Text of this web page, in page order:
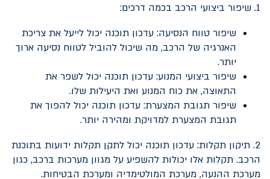
1. שיפור ביצועי הרכב בכמה דרכים:
שיפור טווח הנסיעה: עדכון תוכנה יכול לייעל את צריכת
האנרגיה של הרכב, מה שיכול להוביל לטווח נסיעה ארוך
יותר.
שיפור ביצועי המנוע: עדכון תוכנה יכול לשפר את
התאוצה, את כוח המנוע ואת היעילות שלו.
שיפור תגובת המצערת: עדכון תוכנה יכול להפוך את
תגובת המצערת למדויקת ומהירה יותר.
2. תיקון תקלות: עדכון תוכנה יכול לתקן תקלות ידועות בתוכנת
הרכב. תקלות אלו יכולות להשפיע על מגוון מערכות ברכב, כגון
מערכת ההנעה, מערכת המולטימדיה ומערכת הבטיחות.